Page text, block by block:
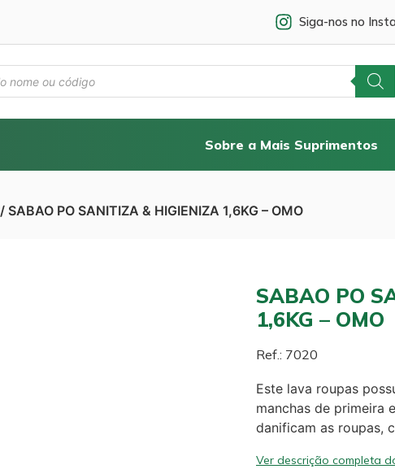
Siga-nos no
Sobre a Mais Suprimentos
/ SABAO PO SANITIZA & HIGIENIZA 1,6KG – OMO
SABAO PO
1,6KG – OMO
Ref.: 7020
Este lava roupas
manchas de primeira e
danificam as roupas,
Ver descrição completa